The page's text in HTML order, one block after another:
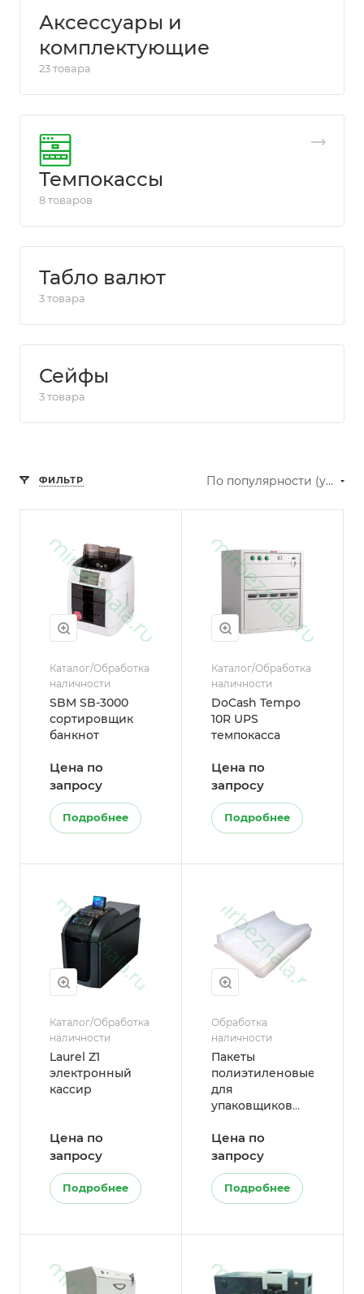
Аксессуары и
комплектующие
23 товара
Темпокассы
8 товаров
Табло валют
3 товара
Сейфы
3 товара
ФИЛЬТР По популярности (убывание)
Каталог/Обработка
наличности
SBM SB-3000
сортировщик
банкнот
Цена по
запросу
Подробнее
Каталог/Обработка
наличности
DoCash Tempo
10R UPS
темпокасса
Цена по
запросу
Подробнее
Каталог/Обработка
наличности
Laurel Z1
электронный
кассир
Цена по
запросу
Подробнее
Обработка
наличности
Пакеты
полиэтиленовые
для
упаковщиков
Цена по
запросу
Подробнее